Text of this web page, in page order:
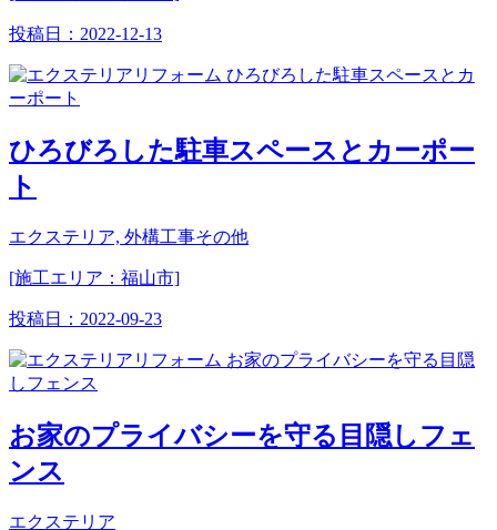
投稿日： 2022-12-13
ひろびろした駐車スペースとカーポー
ト
エクステリア, 外構工事その他
[施工エリア：福山市]
投稿日： 2022-09-23
お家のプライバシーを守る目隠しフェ
ンス
エクステリア